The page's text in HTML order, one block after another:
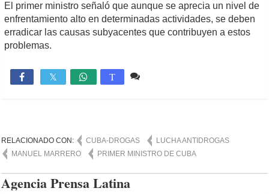
El primer ministro señaló que aunque se aprecia un nivel de
enfrentamiento alto en determinadas actividades, se deben
erradicar las causas subyacentes que contribuyen a estos
problemas.
 T
RELACIONADO CON: CUBA-DROGAS
LUCHA ANTIDROGAS
MANUEL MARRERO
PRIMER MINISTRO DE CUBA
Agencia Prensa Latina